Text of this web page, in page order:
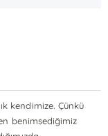
kendimize. Çünkü
benimsediğimiz